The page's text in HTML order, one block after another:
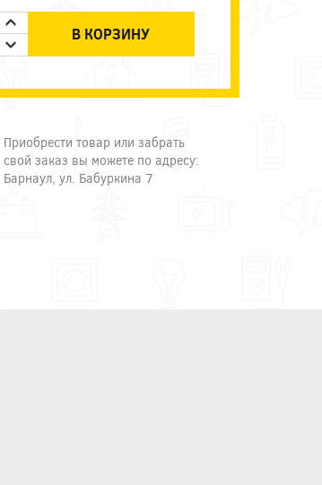
В КОРЗИНУ
Приобрести товар или забрать
свой заказ вы можете по адресу:
Барнаул, ул. Бабуркина 7